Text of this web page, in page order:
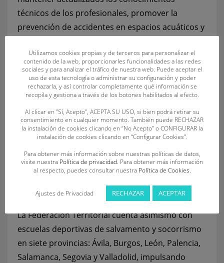
técnicos de los profesionales, promover la
prevención de accidentes en espacios acuáticos y
contribuyendo así a la reducción de los riesgos.
Además, la FECLESS apuesta firmemente por la
educación y la sensibilización desde edades
tempranas como una herramienta clave para
evitar accidentes. La entidad continúa
desarrollando talleres en centros escolares,
orientados al aprendizaje de primeros auxilios y a
la adquisición de hábitos preventivos que ayuden
a minimizar situaciones de peligro en entornos
acuáticos.
La Federación Territorial cuenta asimismo con
escuelas deportivas de salvamento y socorrismo
en siete provincias: Ávila, Burgos, León, Palencia,
Salamanca, Segovia y Valladolid, impulsando
Utilizamos cookies propias y de terceros para personalizar el
contenido de la web, proporcionarles funcionalidades a las redes
sociales y para analizar el tráfico de nuestra web. Puede aceptar el
uso de esta tecnología o administrar su configuración y poder
rechazarla, y así controlar completamente qué información se
recopila y gestiona a través de los botones habilitados al efecto.
Al clicar en "Sí, Acepto", ACEPTA SU USO, si bien podrá retirar su
consentimiento en cualquier momento. También puede RECHAZAR
la instalación de cookies clicando en “No Acepto" o CONFIGURAR la
instalación de cookies clicando en “Configurar Cookies”.
Para obtener más información sobre nuestras políticas de datos,
visite nuestra Política de privacidad. Para obtener más información
al respecto, puedes consultar nuestra Política de Cookies.
Ajustes de Privacidad RECHAZAR ACEPTAR